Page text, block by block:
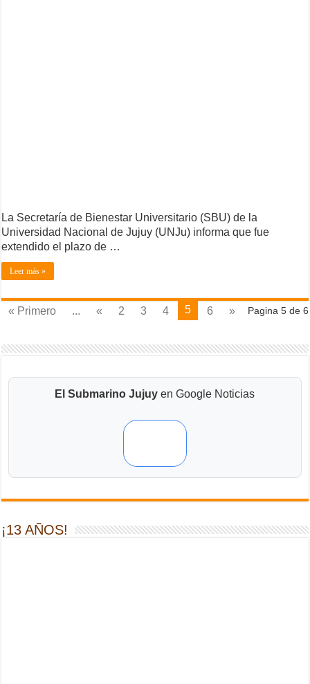
La Secretaría de Bienestar Universitario (SBU) de la
Universidad Nacional de Jujuy (UNJu) informa que fue
extendido el plazo de …
Leer más »
Pagina 5 de 6
« Primero ... « 2 3 4 5 6 »
El Submarino Jujuy en Google Noticias
¡13 AÑOS!